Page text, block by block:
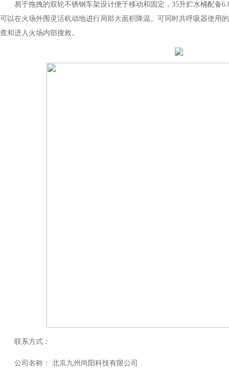
易于拖拽的双轮不锈钢车架设计便于移动和固定，35升贮水桶配备
可以在火场外围灵活机动地进行局部大面积降温。可同时共呼吸器使用
查和进入火场内部搜救。
联系方式：
公司名称： 北京九州尚阳科技有限公司